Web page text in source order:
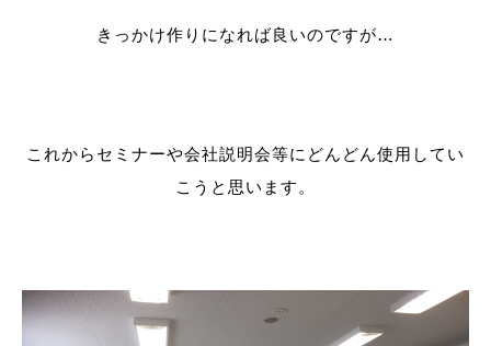
きっかけ作りになれば良いのですが…
これからセミナーや会社説明会等にどんどん使用してい
こうと思います。